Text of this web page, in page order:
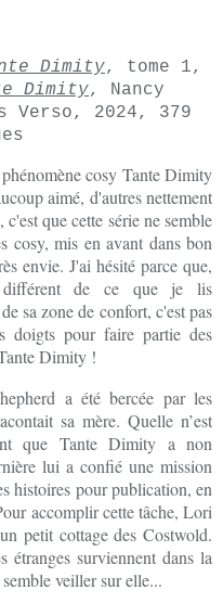
Dimity, tome 1,
Dimity, Nancy
Verso, 2024, 379
cosy Tante Dimity
aimé, d'autres nettement
que cette série ne semble
cosy, mis en avant dans bon
envie. J'ai hésité parce que,
de ce que je lis
sa zone de confort, c'est pas
doigts pour faire partie des
Dimity !
a été bercée par les
sa mère. Quelle n’est
que Tante Dimity a non
lui a confié une mission
histoires pour publication, en
accomplir cette tâche, Lori
petit cottage des Costwold.
étranges surviennent dans la
veiller sur elle...